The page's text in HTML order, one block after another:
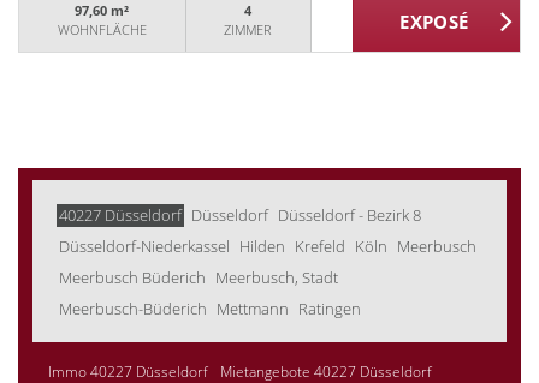
97,60 m²
WOHNFLÄCHE
4
ZIMMER
40227 Düsseldorf Düsseldorf Düsseldorf - Bezirk 8
Düsseldorf-Niederkassel Hilden Krefeld Köln Meerbusch
Meerbusch Büderich Meerbusch, Stadt
Meerbusch-Büderich Mettmann Ratingen
Immo 40227 Düsseldorf
Mietangebote 40227 Düsseldorf